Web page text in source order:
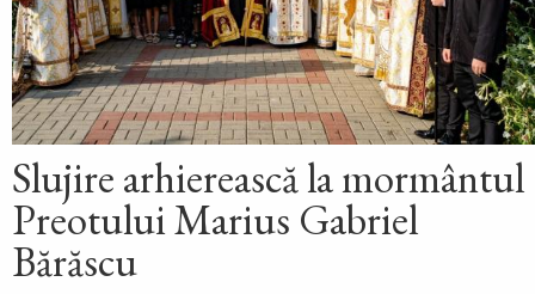
Slujire arhierească la mormântul
Preotului Marius Gabriel
Bărăscu